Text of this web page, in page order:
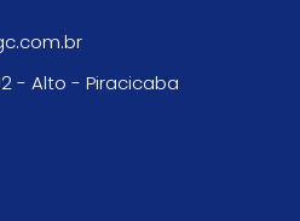
- Alto - Piracicaba